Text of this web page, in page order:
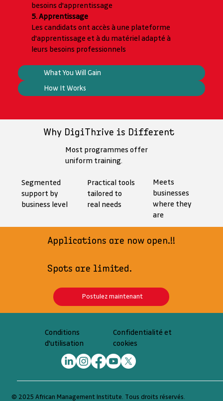
besoins d'apprentissage
5. Apprentissage
Les candidats ont accès à une plateforme
d'apprentissage et à du matériel adapté à
leurs besoins professionnels
What You Will Gain
How It Works
Why DigiThrive is Different
Most programmes offer
uniform training.
Segmented
support by
business level
Practical tools
tailored to
real needs
Meets
businesses
where they
are
Applications are now open.!!
Spots are limited.
Postulez maintenant
© 2025 African Management Institute. Tous droits réservés.
Conditions
d'utilisation
Confidentialité et
cookies